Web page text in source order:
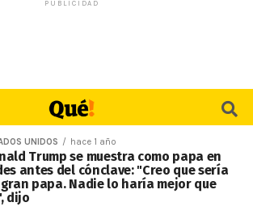
PUBLICIDAD
UNIDOS hace 1 año
Trump se muestra como papa en
antes del cónclave: "Creo que sería
papa. Nadie lo haría mejor que
dijo